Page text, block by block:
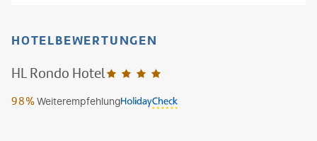
HOTELBEWERTUNGEN
HL Rondo Hotel
Weiterempfehlung
98%